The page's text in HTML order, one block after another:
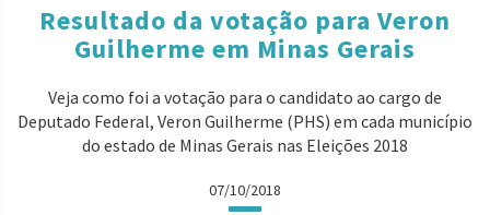
Resultado da votação para Veron
Guilherme em Minas Gerais
Veja como foi a votação para o candidato ao cargo de
Deputado Federal, Veron Guilherme (PHS) em cada município
do estado de Minas Gerais nas Eleições 2018
07/10/2018